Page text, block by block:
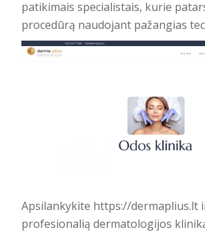
patikimais specialistais, kurie
procedūrą naudojant pažangias
Apsilankykite https://dermaplius.lt
profesionalią dermatologijos